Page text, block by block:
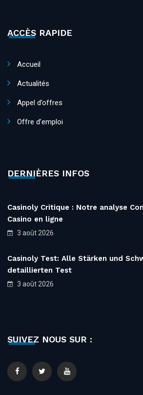
ACCÈS RAPIDE
Accueil
Actualités
Appel d’offres
Offre d’emploi
DERNIÈRES INFOS
Casinoly Critique : Notre analyse
Casino en ligne
3 août 2026
Casinoly Test: Alle Stärken und
detaillierten Test
3 août 2026
SUIVEZ NOUS SUR :